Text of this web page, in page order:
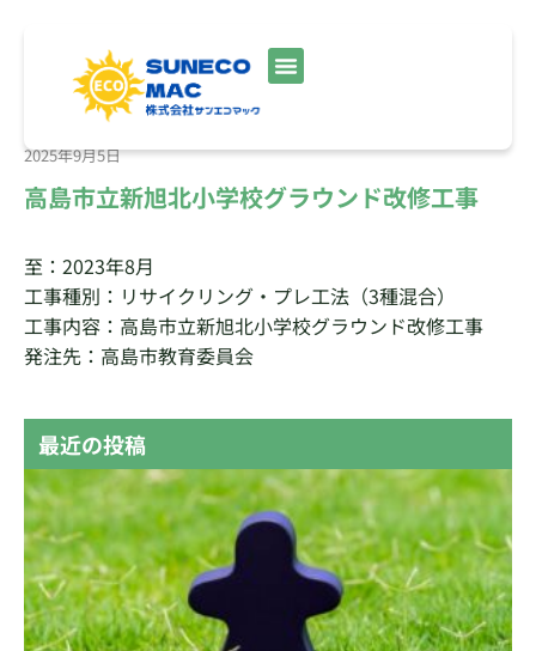
2025年9月5日
高島市立新旭北小学校グラウンド改修工事
至：2023年8月
工事種別：リサイクリング・プレ工法（3種混合）
工事内容：高島市立新旭北小学校グラウンド改修工事
発注先：高島市教育委員会
最近の投稿